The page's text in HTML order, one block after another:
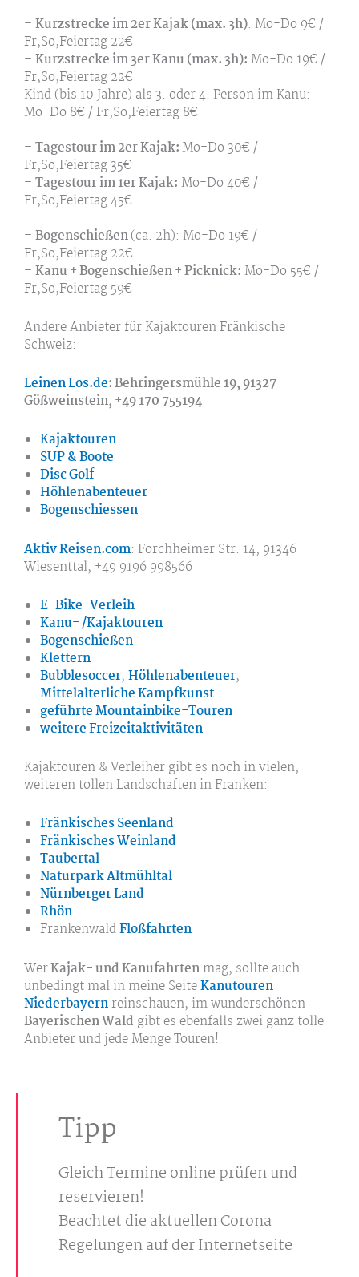
– Kurzstrecke im 2er Kajak (max. 3h): Mo-Do 9€ /
Fr,So,Feiertag 22€
– Kurzstrecke im 3er Kanu (max. 3h): Mo-Do 19€ /
Fr,So,Feiertag 22€
Kind (bis 10 Jahre) als 3. oder 4. Person im Kanu:
Mo-Do 8€ / Fr,So,Feiertag 8€
– Tagestour im 2er Kajak:Mo-Do 30€ /
Fr,So,Feiertag 35€
– Tagestour im 1er Kajak: Mo-Do 40€ /
Fr,So,Feiertag 45€
– Bogenschießen(ca. 2h): Mo-Do 19€ /
Fr,So,Feiertag 22€
– Kanu + Bogenschießen + Picknick: Mo-Do 55€ /
Fr,So,Feiertag 59€
Andere Anbieter für Kajaktouren Fränkische
Schweiz:
Leinen Los.de: Behringersmühle 19, 91327
Gößweinstein, +49 170 755194
Kajaktouren
SUP & Boote
Disc Golf
Höhlenabenteuer
Bogenschiessen
Aktiv Reisen.com: Forchheimer Str. 14, 91346
Wiesenttal, +49 9196 998566
E-Bike-Verleih
Kanu- /Kajaktouren
Bogenschießen
Klettern
Bubblesoccer, Höhlenabenteuer,
Mittelalterliche Kampfkunst
geführte Mountainbike-Touren
weitere Freizeitaktivitäten
Kajaktouren & Verleiher gibt es noch in vielen,
weiteren tollen Landschaften in Franken:
Fränkisches Seenland
Fränkisches Weinland
Taubertal
Naturpark Altmühltal
Nürnberger Land
Rhön
FrankenwaldFloßfahrten
WerKajak- und Kanufahrten mag, sollte auch
unbedingt mal in meine SeiteKanutouren
Niederbayern reinschauen, im wunderschönen
Bayerischen Wald gibt es ebenfalls zwei ganz tolle
Anbieter und jede Menge Touren!
Tipp
Gleich Termine online prüfen und
reservieren!
Beachtet die aktuellen Corona
Regelungen auf der Internetseite